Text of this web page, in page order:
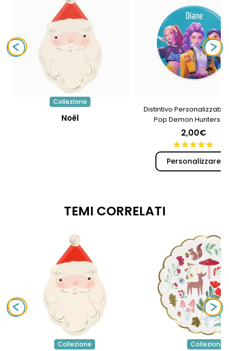
Collezione
Noël
Distintivo
Pop Demon Hunters
2,00€
Personalizzare
TEMI CORRELATI
Collezione Collezione